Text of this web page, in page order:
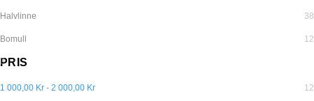
Halvlinne 38
Bomull 12
PRIS
1 000,00 Kr - 2 000,00 Kr 12